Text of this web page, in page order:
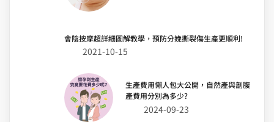
會陰按摩超詳細圖解教學，預防分娩撕裂傷生產更順利!
2021-10-15
生產費用懶人包大公開，自然產與剖腹
產費用分別為多少?
2024-09-23